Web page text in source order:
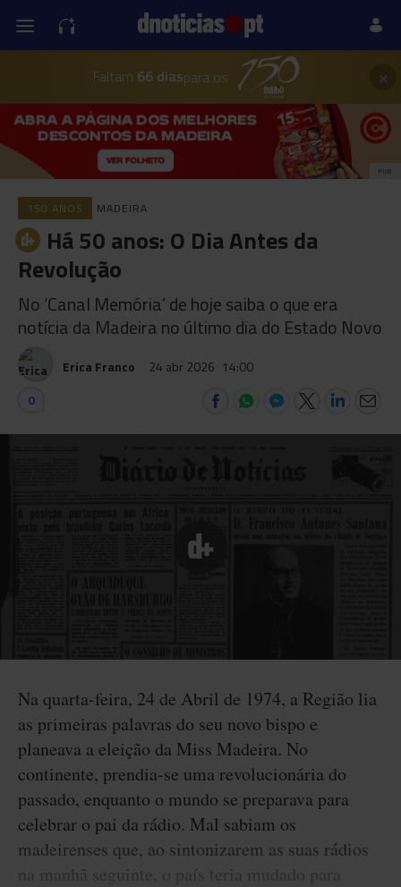
Faltam 66 diaspara os ×
PUB
150 ANOS MADEIRA
Há 50 anos: O Dia Antes da
Revolução
No ‘Canal Memória’ de hoje saiba o que era
notícia da Madeira no último dia do Estado Novo
Erica Franco 24 abr 2026 14:00
0
Na quarta-feira, 24 de Abril de 1974, a Região lia
as primeiras palavras do seu novo bispo e
planeava a eleição da Miss Madeira. No
continente, prendia-se uma revolucionária do
passado, enquanto o mundo se preparava para
celebrar o pai da rádio. Mal sabiam os
madeirenses que, ao sintonizarem as suas rádios
na manhã seguinte, o país teria mudado para